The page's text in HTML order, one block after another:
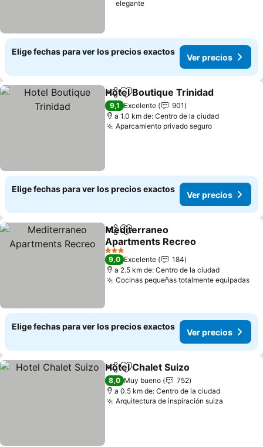
elegante
Elige fechas para ver los precios exactos
Ver precios
CompartirAgregar a favoritos
Hotel Boutique Trinidad
9,1 Excelente
901
a 1.0 km de: Centro de la ciudad
Aparcamiento privado seguroVer precios
Elige fechas para ver los precios exactos
Ver precios
CompartirAgregar a favoritos
Mediterraneo
Apartments Recreo
Ver precios
3 Estrellas
9,0 Excelente
184
a 2.5 km de: Centro de la ciudad
Cocinas pequeñas totalmente equipadas
Elige fechas para ver los precios exactos
Ver precios
CompartirAgregar a favoritos
Hotel Chalet Suizo
8,0 Muy bueno
752
a 0.5 km de: Centro de la ciudad
Arquitectura de inspiración suiza